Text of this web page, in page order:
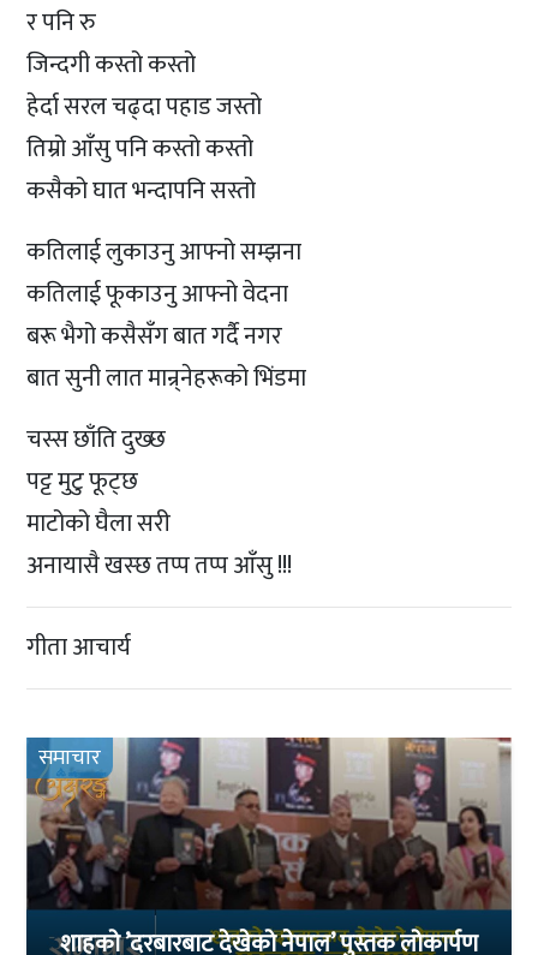
र पनि रु
जिन्दगी कस्तो कस्तो
हेर्दा सरल चढ्दा पहाड जस्तो
तिम्रो आँसु पनि कस्तो कस्तो
कसैको घात भन्दापनि सस्तो
कतिलाई लुकाउनु आफ्नो सम्झना
कतिलाई फूकाउनु आफ्नो वेदना
बरू भैगो कसैसँग बात गर्दै नगर
बात सुनी लात मान्र्नेहरूको भिंडमा
चस्स छाँति दुख्छ
पट्ट मुटु फूट्छ
माटोको घैला सरी
अनायासै खस्छ तप्प तप्प आँसु !!!
गीता आचार्य
समाचार
शाहको ’दरबारबाट देखेको नेपाल’ पुस्तक लोकार्पण